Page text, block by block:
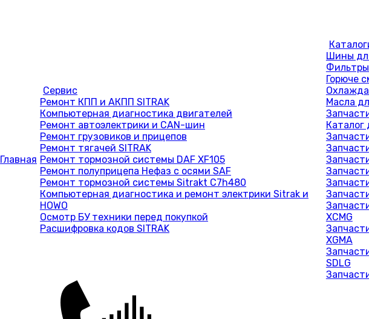
Главная
Сервис
Ремонт КПП и АКПП SITRAK
Компьютерная диагностика двигателей
Ремонт автоэлектрики и CAN-шин
Ремонт грузовиков и прицепов
Ремонт тягачей SITRAK
Ремонт тормозной системы DAF XF105
Ремонт полуприцепа Нефаз с осями SAF
Ремонт тормозной системы Sitrakt C7h480
Компьютерная диагностика и ремонт электрики Sitrak и
HOWO
Осмотр БУ техники перед покупкой
Расшифровка кодов SITRAK
Шины
Горюче
Масла
Каталог
XCMG
XGMA
SDLG